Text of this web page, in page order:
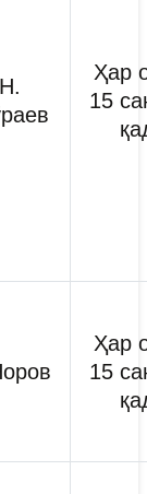
Н.
Ҳар
15
Ҳар
15